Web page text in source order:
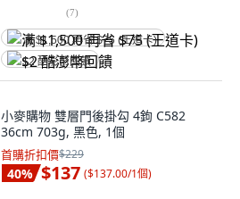
(7)
满 $1,500 再省 $75 (王道卡)
$2 酷澎幣回饋
小麥購物 雙層門後掛勾 4鉤 C582
36cm 703g, 黑色, 1個
首購折扣價$229
40% $137 ($137.00/1個)